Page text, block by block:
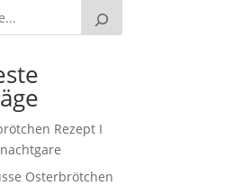
Rezept I
Osterbrötchen